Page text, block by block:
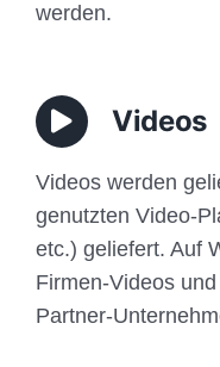
werden.
Videos
Videos werden
genutzten Video-
etc.) geliefert. Auf
Firmen-Videos
Partner-